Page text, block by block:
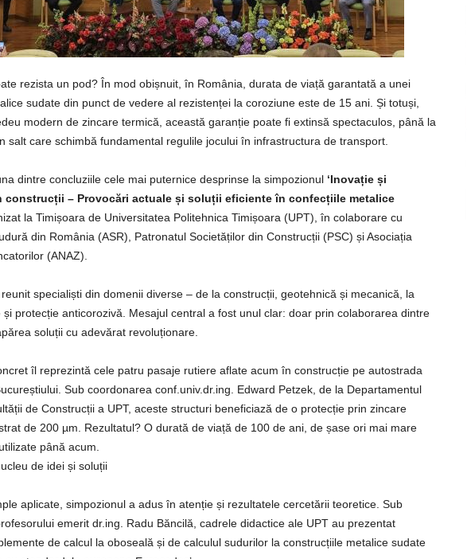
rezista un pod? În mod obișnuit, în România, durata de viață garantată a unei
sudate din punct de vedere al rezistenței la coroziune este de 15 ani. Și totuși,
modern de zincare termică, această garanție poate fi extinsă spectaculos, până la
salt care schimbă fundamental regulile jocului în infrastructura de transport.
dintre concluziile cele mai puternice desprinse la simpozionul ‘Inovație și
construcții – Provocări actuale și soluții eficiente în confecțiile metalice
la Timișoara de Universitatea Politehnica Timișoara (UPT), în colaborare cu
din România (ASR), Patronatul Societăților din Construcții (PSC) și Asociația
(ANAZ).
specialiști din domenii diverse – de la construcții, geotehnică și mecanică, la
și protecție anticorozivă. Mesajul central a fost unul clar: doar prin colaborarea dintre
soluții cu adevărat revoluționare.
îl reprezintă cele patru pasaje rutiere aflate acum în construcție pe autostrada
Sub coordonarea conf.univ.dr.ing. Edward Petzek, de la Departamentul
de Construcții a UPT, aceste structuri beneficiază de o protecție prin zincare
de 200 µm. Rezultatul? O durată de viață de 100 de ani, de șase ori mai mare
până acum.
de idei și soluții
aplicate, simpozionul a adus în atenție și rezultatele cercetării teoretice. Sub
emerit dr.ing. Radu Băncilă, cadrele didactice ale UPT au prezentat
de calcul la oboseală și de calculul sudurilor la construcțiile metalice sudate